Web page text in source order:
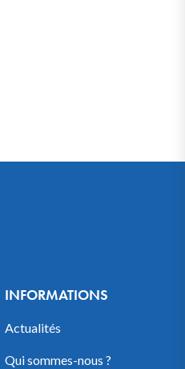
INFORMATIONS
Actualités
Qui sommes-nous ?